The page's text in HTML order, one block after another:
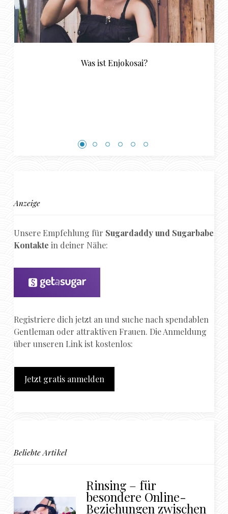
Rinsing – für besondere Online-Beziehungen
zwischen jungen Damen und Sugar Daddys
Anzeige
Unsere Empfehlung für Sugardaddy und Sugarbabe
Kontakte in deiner Nähe:
Registriere dich jetzt an und suche nach spendablen
Gentleman oder attraktiven Frauen. Die Anmeldung
über unseren Link ist kostenlos:
Jetzt gratis anmelden
Beliebte Artikel
Rinsing – für
besondere Online-
Beziehungen zwischen